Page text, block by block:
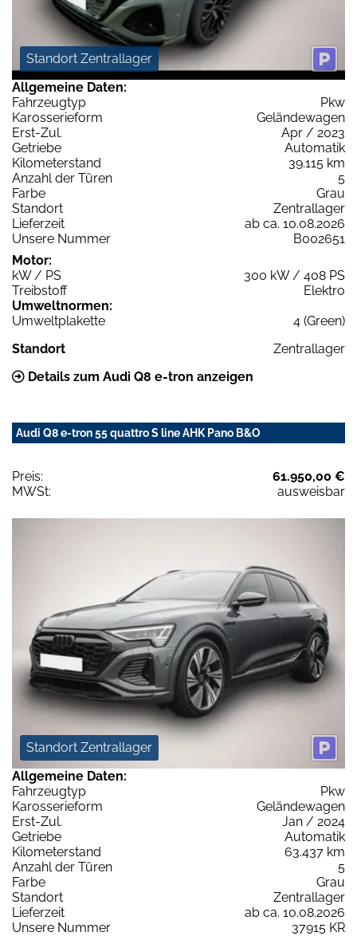
Standort Zentrallager
Allgemeine Daten:
Fahrzeugtyp
Pkw
Karosserieform
Geländewagen
Erst-Zul.
Apr / 2023
Getriebe
Automatik
Kilometerstand
39.115 km
Anzahl der Türen
5
Farbe
Grau
Standort
Zentrallager
Lieferzeit
ab ca. 10.08.2026
Unsere Nummer
B002651
Motor:
kW / PS
300 kW / 408 PS
Treibstoff
Elektro
Umweltnormen:
Umweltplakette
4 (Green)
Standort
Zentrallager
Details zum Audi Q8 e-tron anzeigen
Audi Q8 e-tron 55 quattro S line AHK Pano B&O
Preis:
61.950,00 €
MWSt:
ausweisbar
Standort Zentrallager
Allgemeine Daten:
Fahrzeugtyp
Pkw
Karosserieform
Geländewagen
Erst-Zul.
Jan / 2024
Getriebe
Automatik
Kilometerstand
63.437 km
Anzahl der Türen
5
Farbe
Grau
Standort
Zentrallager
Lieferzeit
ab ca. 10.08.2026
Unsere Nummer
37915 KR